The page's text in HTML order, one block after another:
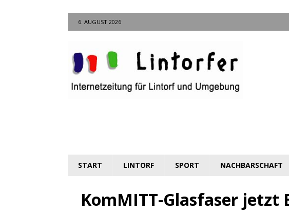
6. AUGUST 2026
START LINTORF SPORT NACHBARSCHAFT
KomMITT-Glasfaser jetzt